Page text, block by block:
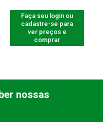
Faça seu login ou
cadastre-se para
ver preços e
comprar
nossas